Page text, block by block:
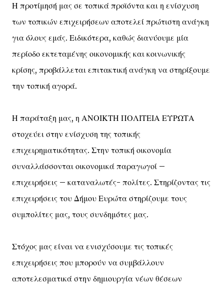
Η προτίμησή μας σε τοπικά προϊόντα και η ενίσχυση
των τοπικών επιχειρήσεων αποτελεί πρώτιστη ανάγκη
για όλους εμάς. Ειδικότερα, καθώς διανύουμε μία
περίοδο εκτεταμένης οικονομικής και κοινωνικής
κρίσης, προβάλλεται επιτακτική ανάγκη να στηρίξουμε
την τοπική αγορά.
Η παράταξη μας, η ΑΝΟΙΚΤΗ ΠΟΛΙΤΕΙΑ ΕΥΡΩΤΑ
στοχεύει στην ενίσχυση της τοπικής
επιχειρηματικότητας. Στην τοπική οικονομία
συναλλάσσονται οικονομικά παραγωγοί –
επιχειρήσεις – καταναλωτές- πολίτες. Στηρίζοντας τις
επιχειρήσεις του Δήμου Ευρώτα στηρίζουμε τους
συμπολίτες μας, τους συνδημότες μας.
Στόχος μας είναι να ενισχύσουμε τις τοπικές
επιχειρήσεις που μπορούν να συμβάλλουν
αποτελεσματικά στην δημιουργία νέων θέσεων